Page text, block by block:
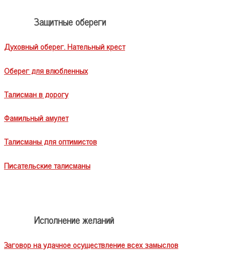
Защитные обереги
Духовный оберег. Нательный крест
Оберег для влюбленных
Талисман в дорогу
Фамильный амулет
Талисманы для оптимистов
Писательские талисманы
Исполнение желаний
Заговор на удачное осуществление всех замыслов